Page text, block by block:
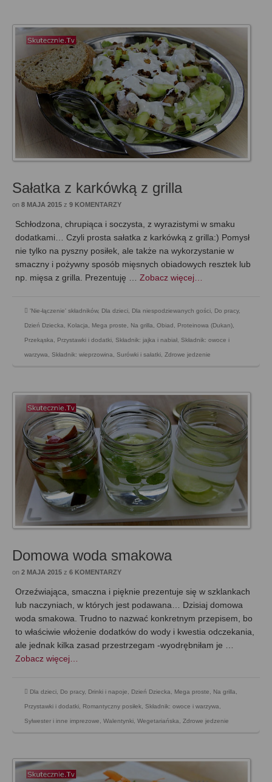
Sałatka z karkówką z grilla
on 8 MAJA 2015 z 9 KOMENTARZY
Schłodzona, chrupiąca i soczysta, z wyrazistymi w smaku
dodatkami… Czyli prosta sałatka z karkówką z grilla:) Pomysł
nie tylko na pyszny posiłek, ale także na wykorzystanie w
smaczny i pożywny sposób mięsnych obiadowych resztek lub
np. mięsa z grilla. Prezentuję … Zobacz więcej…
'Nie-łączenie' składników, Dla dzieci Dla niespodziewanych gości Do pracy,
Dzień Dziecka Kolacja Mega proste Na grilla Obiad Proteinowa (Dukan)
Przekąska Przystawki i dodatki Składnik: jajka i nabiał Składnik: owoce i
warzywa Składnik: wieprzowina Surówki i sałatki Zdrowe jedzenie
Domowa woda smakowa
on 2 MAJA 2015 z 6 KOMENTARZY
Orzeźwiająca, smaczna i pięknie prezentuje się w szklankach
lub naczyniach, w których jest podawana… Dzisiaj domowa
woda smakowa. Trudno to nazwać konkretnym przepisem, bo
to właściwie włożenie dodatków do wody i kwestia odczekania,
ale jednak kilka zasad przestrzegam -wyodrębniłam je …
Zobacz więcej…
Dla dzieci, Do pracy, Drinki i napoje, Dzień Dziecka, Mega proste, Na grilla,
Przystawki i dodatki, Romantyczny posiłek, Składnik: owoce i warzywa,
Sylwester i inne imprezowe, Walentynki, Wegetariańska, Zdrowe jedzenie